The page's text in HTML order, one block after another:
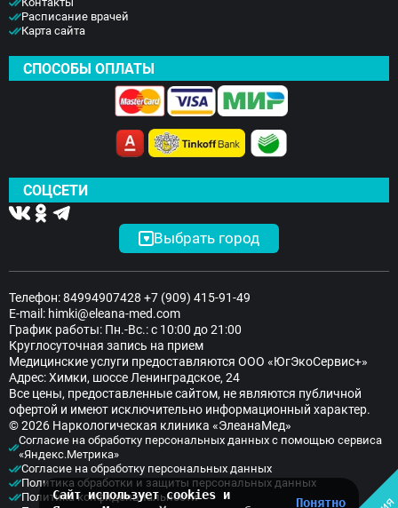
Сайт использует cookies и
Понятно
Расписание врачей
Карта сайта
СПОСОБЫ ОПЛАТЫ
СОЦСЕТИ
Выбрать город
Телефон:84994907428 +7 (909) 415-91-49
E-mail: himki@eleana-med.com
График работы: Пн.-Вс.: с 10:00 до 21:00
Круглосуточная запись на прием
Медицинские услуги предоставляются ООО «ЮгЭкоСервис+»
Адрес: Химки, шоссе Ленинградское, 24
Все цены, предоставленные сайтом, не являются публичной
офертой и имеют исключительно информационный характер.
© 2026 Наркологическая клиника «ЭлеанаМед»
Согласие на обработку персональных данных с помощью сервиса
«Яндекс.Метрика»
Согласие на обработку персональных данных
Политика обработки и защиты персональных данных
Политика конфиденциальности